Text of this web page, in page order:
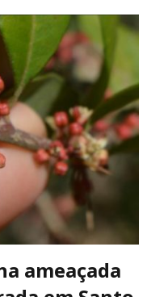
ameaçada